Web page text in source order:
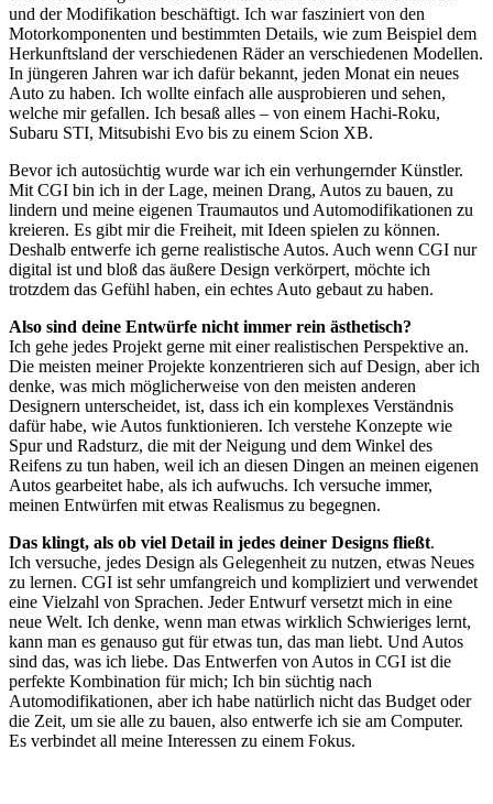
und der Modifikation beschäftigt. Ich war fasziniert von den
Motorkomponenten und bestimmten Details, wie zum Beispiel dem
Herkunftsland der verschiedenen Räder an verschiedenen Modellen.
In jüngeren Jahren war ich dafür bekannt, jeden Monat ein neues
Auto zu haben. Ich wollte einfach alle ausprobieren und sehen,
welche mir gefallen. Ich besaß alles – von einem Hachi-Roku,
Subaru STI, Mitsubishi Evo bis zu einem Scion XB.
Bevor ich autosüchtig wurde war ich ein verhungernder Künstler.
Mit CGI bin ich in der Lage, meinen Drang, Autos zu bauen, zu
lindern und meine eigenen Traumautos und Automodifikationen zu
kreieren. Es gibt mir die Freiheit, mit Ideen spielen zu können.
Deshalb entwerfe ich gerne realistische Autos. Auch wenn CGI nur
digital ist und bloß das äußere Design verkörpert, möchte ich
trotzdem das Gefühl haben, ein echtes Auto gebaut zu haben.
Also sind deine Entwürfe nicht immer rein ästhetisch?
Ich gehe jedes Projekt gerne mit einer realistischen Perspektive an.
Die meisten meiner Projekte konzentrieren sich auf Design, aber ich
denke, was mich möglicherweise von den meisten anderen
Designern unterscheidet, ist, dass ich ein komplexes Verständnis
dafür habe, wie Autos funktionieren. Ich verstehe Konzepte wie
Spur und Radsturz, die mit der Neigung und dem Winkel des
Reifens zu tun haben, weil ich an diesen Dingen an meinen eigenen
Autos gearbeitet habe, als ich aufwuchs. Ich versuche immer,
meinen Entwürfen mit etwas Realismus zu begegnen.
Das klingt, als ob viel Detail in jedes deiner Designs fließt.
Ich versuche, jedes Design als Gelegenheit zu nutzen, etwas Neues
zu lernen. CGI ist sehr umfangreich und kompliziert und verwendet
eine Vielzahl von Sprachen. Jeder Entwurf versetzt mich in eine
neue Welt. Ich denke, wenn man etwas wirklich Schwieriges lernt,
kann man es genauso gut für etwas tun, das man liebt. Und Autos
sind das, was ich liebe. Das Entwerfen von Autos in CGI ist die
perfekte Kombination für mich; Ich bin süchtig nach
Automodifikationen, aber ich habe natürlich nicht das Budget oder
die Zeit, um sie alle zu bauen, also entwerfe ich sie am Computer.
Es verbindet all meine Interessen zu einem Fokus.